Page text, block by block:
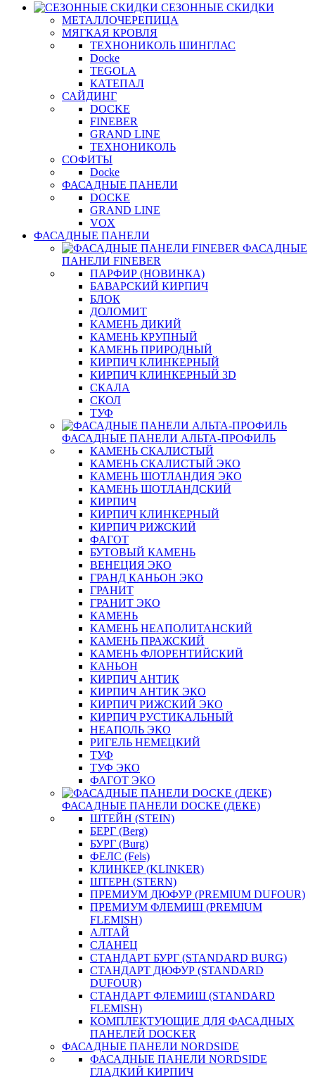
СЕЗОННЫЕ СКИДКИ
МЕТАЛЛОЧЕРЕПИЦА
МЯГКАЯ КРОВЛЯ
ТЕХНОНИКОЛЬ ШИНГЛАС
Docke
TEGOLA
КАТЕПАЛ
САЙДИНГ
DOCKE
FINEBER
GRAND LINE
ТЕХНОНИКОЛЬ
СОФИТЫ
Docke
ФАСАДНЫЕ ПАНЕЛИ
DOCKE
GRAND LINE
VOX
ФАСАДНЫЕ ПАНЕЛИ
ФАСАДНЫЕ
ПАНЕЛИ FINEBER
ПАРФИР (НОВИНКА)
БАВАРСКИЙ КИРПИЧ
БЛОК
ДОЛОМИТ
КАМЕНЬ ДИКИЙ
КАМЕНЬ КРУПНЫЙ
КАМЕНЬ ПРИРОДНЫЙ
КИРПИЧ КЛИНКЕРНЫЙ
КИРПИЧ КЛИНКЕРНЫЙ 3D
СКАЛА
СКОЛ
ТУФ
ФАСАДНЫЕ ПАНЕЛИ АЛЬТА-ПРОФИЛЬ
КАМЕНЬ СКАЛИСТЫЙ
КАМЕНЬ СКАЛИСТЫЙ ЭКО
КАМЕНЬ ШОТЛАНДИЯ ЭКО
КАМЕНЬ ШОТЛАНДСКИЙ
КИРПИЧ
КИРПИЧ КЛИНКЕРНЫЙ
КИРПИЧ РИЖСКИЙ
ФАГОТ
БУТОВЫЙ КАМЕНЬ
ВЕНЕЦИЯ ЭКО
ГРАНД КАНЬОН ЭКО
ГРАНИТ
ГРАНИТ ЭКО
КАМЕНЬ
КАМЕНЬ НЕАПОЛИТАНСКИЙ
КАМЕНЬ ПРАЖСКИЙ
КАМЕНЬ ФЛОРЕНТИЙСКИЙ
КАНЬОН
КИРПИЧ АНТИК
КИРПИЧ АНТИК ЭКО
КИРПИЧ РИЖСКИЙ ЭКО
КИРПИЧ РУСТИКАЛЬНЫЙ
НЕАПОЛЬ ЭКО
РИГЕЛЬ НЕМЕЦКИЙ
ТУФ
ТУФ ЭКО
ФАГОТ ЭКО
ФАСАДНЫЕ ПАНЕЛИ DOCKE (ДЕКЕ)
ШТЕЙН (STEIN)
БЕРГ (Berg)
БУРГ (Burg)
ФЕЛС (Fels)
КЛИНКЕР (KLINKER)
ШТЕРН (STERN)
ПРЕМИУМ ДЮФУР (PREMIUM DUFOUR)
ПРЕМИУМ ФЛЕМИШ (PREMIUM
FLEMISH)
АЛТАЙ
СЛАНЕЦ
СТАНДАРТ БУРГ (STANDARD BURG)
СТАНДАРТ ДЮФУР (STANDARD
DUFOUR)
СТАНДАРТ ФЛЕМИШ (STANDARD
FLEMISH)
КОМПЛЕКТУЮЩИЕ ДЛЯ ФАСАДНЫХ
ПАНЕЛЕЙ DOCKER
ФАСАДНЫЕ ПАНЕЛИ NORDSIDE
ФАСАДНЫЕ ПАНЕЛИ NORDSIDE
ГЛАДКИЙ КИРПИЧ